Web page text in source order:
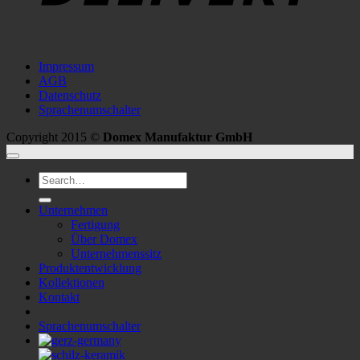
Impressum
AGB
Datenschutz
Sprachenumschalter
Copyright 2015 © Domex Manufaktur GmbH
Search
for:
Unternehmen
Fertigung
Über Domex
Unternehmenssitz
Produktentwicklung
Kollektionen
Kontakt
Sprachenumschalter